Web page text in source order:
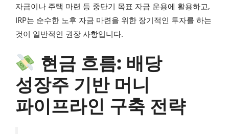
자금이나 주택 마련 등 중단기 목표 자금 운용에 활용하고,
IRP는 순수한 노후 자금 마련을 위한 장기적인 투자를 하는
것이 일반적인 권장 사항입니다.
현금 흐름: 배당
성장주 기반 머니
파이프라인 구축 전략